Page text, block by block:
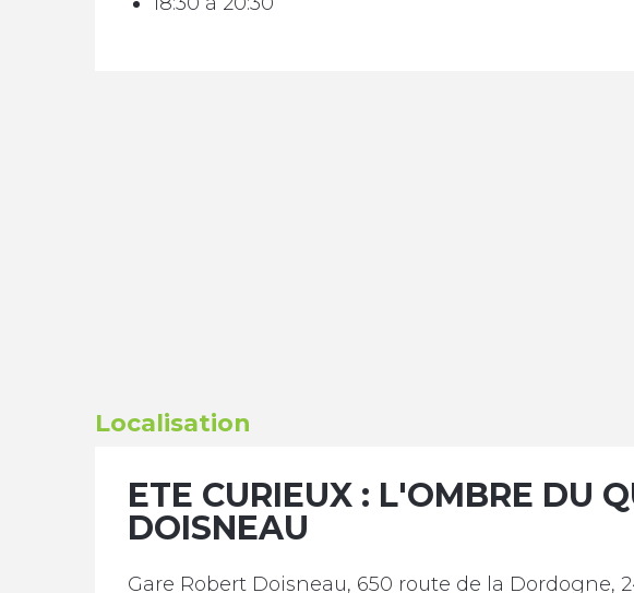
Localisation
ETE CURIEUX : L'OMBRE DU
DOISNEAU
Gare Robert Doisneau, 650 route de la Dordogne,